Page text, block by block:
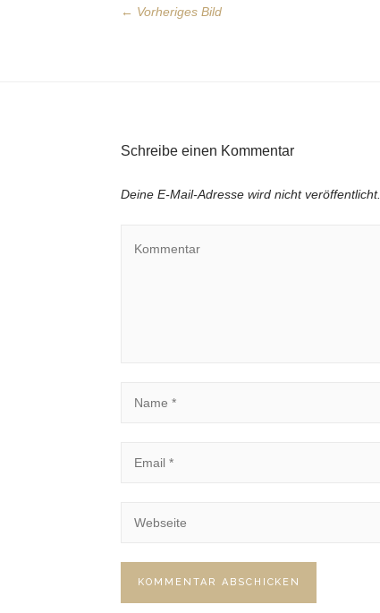
← Vorheriges Bild
Schreibe einen Kommentar
Deine E-Mail-Adresse wird nicht veröffentlicht.